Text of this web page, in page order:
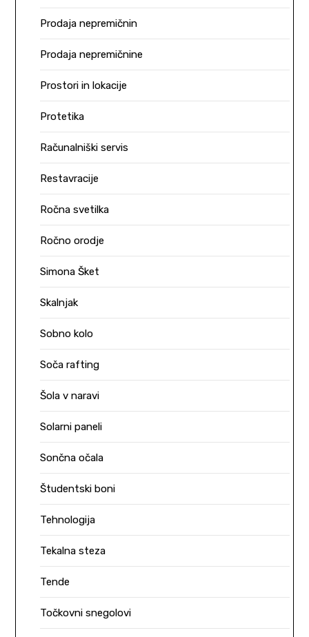
Prodaja nepremičnin
Prodaja nepremičnine
Prostori in lokacije
Protetika
Računalniški servis
Restavracije
Ročna svetilka
Ročno orodje
Simona Šket
Skalnjak
Sobno kolo
Soča rafting
Šola v naravi
Solarni paneli
Sončna očala
Študentski boni
Tehnologija
Tekalna steza
Tende
Točkovni snegolovi